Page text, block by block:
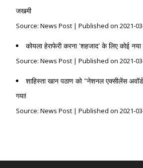
जखमी
Source: News Post Published on 2021-
कोयला हेराफेरी करना 'शहजाद' के लिए कोई नया
Source: News Post Published on 2021-
शाहिस्ता खान पठाण को "नेशनल एक्सीलेंस
गया!
Source: News Post Published on 2021-